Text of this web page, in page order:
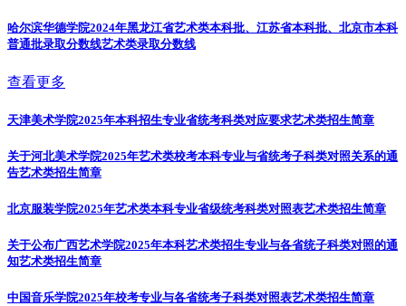
哈尔滨华德学院2024年黑龙江省艺术类本科批、江苏省本科批、北京市本科
普通批录取分数线艺术类录取分数线
查看更多
天津美术学院2025年本科招生专业省统考科类对应要求艺术类招生简章
关于河北美术学院2025年艺术类校考本科专业与省统考子科类对照关系的通
告艺术类招生简章
北京服装学院2025年艺术类本科专业省级统考科类对照表艺术类招生简章
关于公布广西艺术学院2025年本科艺术类招生专业与各省统子科类对照的通
知艺术类招生简章
中国音乐学院2025年校考专业与各省统考子科类对照表艺术类招生简章